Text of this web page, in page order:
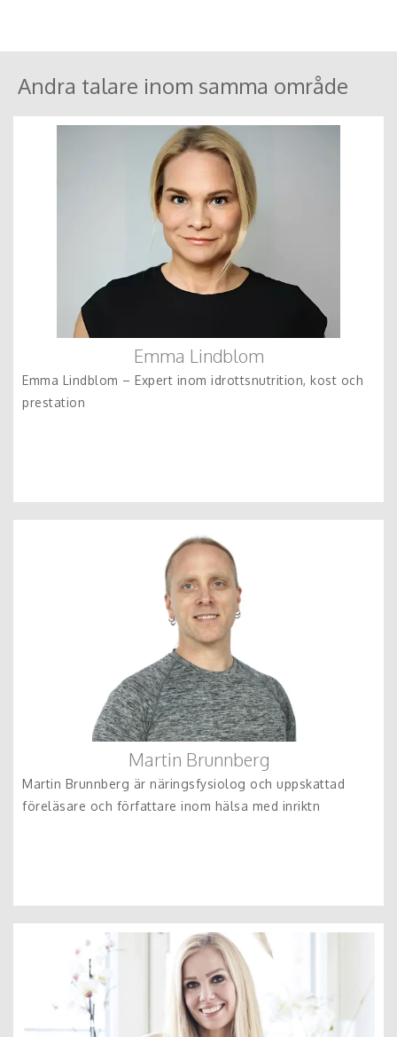
Andra talare inom samma område
Emma Lindblom
Emma Lindblom – Expert inom idrottsnutrition, kost och
prestation
Martin Brunnberg
Martin Brunnberg är näringsfysiolog och uppskattad
föreläsare och författare inom hälsa med inriktn